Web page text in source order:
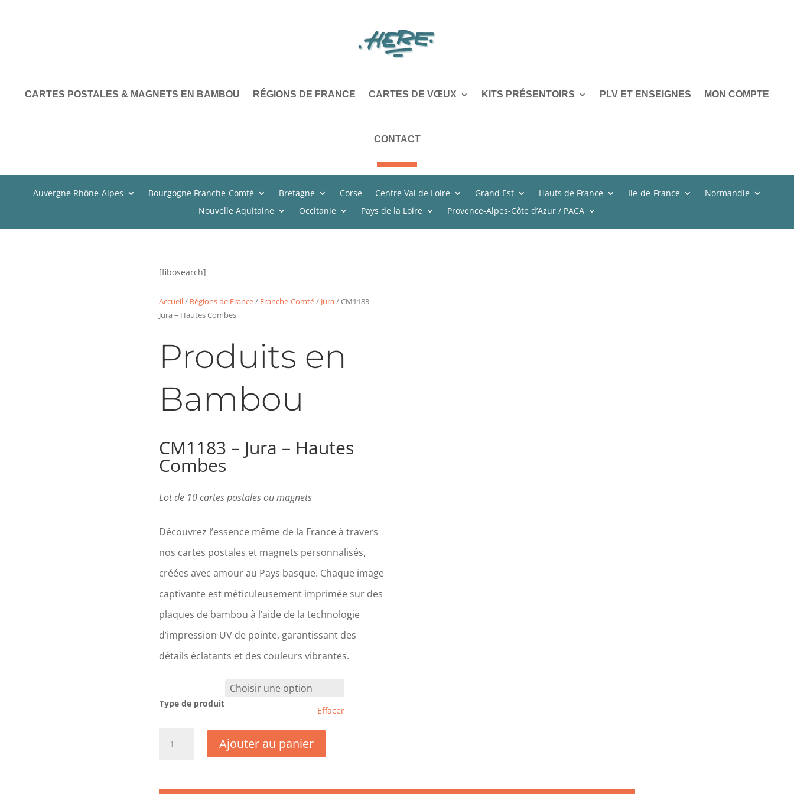
CARTES POSTALES & MAGNETS EN BAMBOU RÉGIONS DE FRANCE CARTES DE VŒUX KITS PRÉSENTOIRS PLV ET ENSEIGNES MON COMPTE
CONTACT
Auvergne Rhône-Alpes Bourgogne Franche-Comté Bretagne Corse Centre Val de Loire Grand Est Hauts de France Ile-de-France
Normandie
Nouvelle Aquitaine
Occitanie Pays de la Loire Provence-Alpes-Côte d’Azur / PACA
[fibosearch]
Accueil/ Régions de France/ Franche-Comté/ Jura/ CM1183 –
Jura – Hautes Combes
Produits en
Bambou
CM1183 – Jura – Hautes
Combes
Lot de 10 cartes postales ou magnets
Découvrez l’essence même de la France à travers
nos cartes postales et magnets personnalisés,
créées avec amour au Pays basque. Chaque image
captivante est méticuleusement imprimée sur des
plaques de bambou à l’aide de la technologie
d’impression UV de pointe, garantissant des
détails éclatants et des couleurs vibrantes.
Type de produit
Effacer
Jura
Ajouter au panier